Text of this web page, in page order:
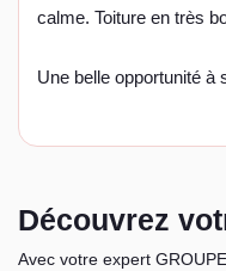
calme. Toiture en très
Une belle opportunité à
Découvrez
Avec votre expert